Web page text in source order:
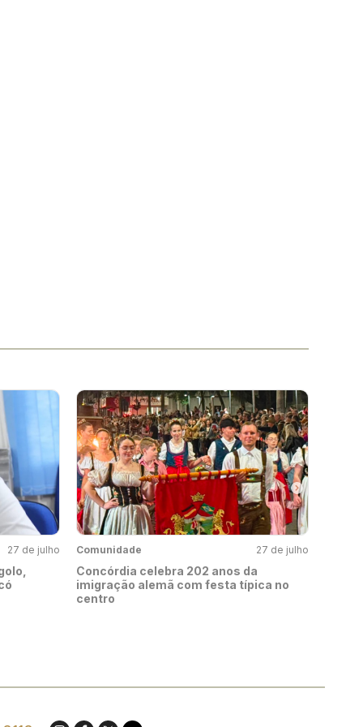
27 de julho Comunidade 27 de julho
Concórdia celebra 202 anos da
imigração alemã com festa típica no
centro